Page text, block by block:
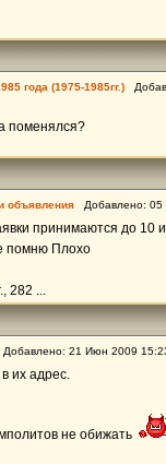
года (1975-1985гг.)
поменялся?
объявления Добавлено:
принимаются до 10
помню Плохо
282 ...
Добавлено: 21 Июн 2009
их адрес.
не обижать